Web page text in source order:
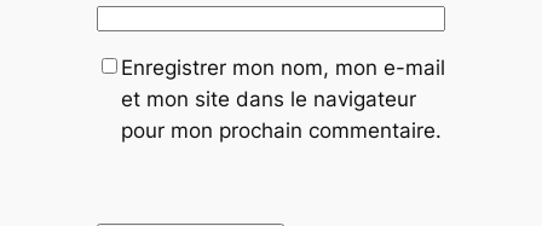
Enregistrer mon nom, mon e-mail
et mon site dans le navigateur
pour mon prochain commentaire.